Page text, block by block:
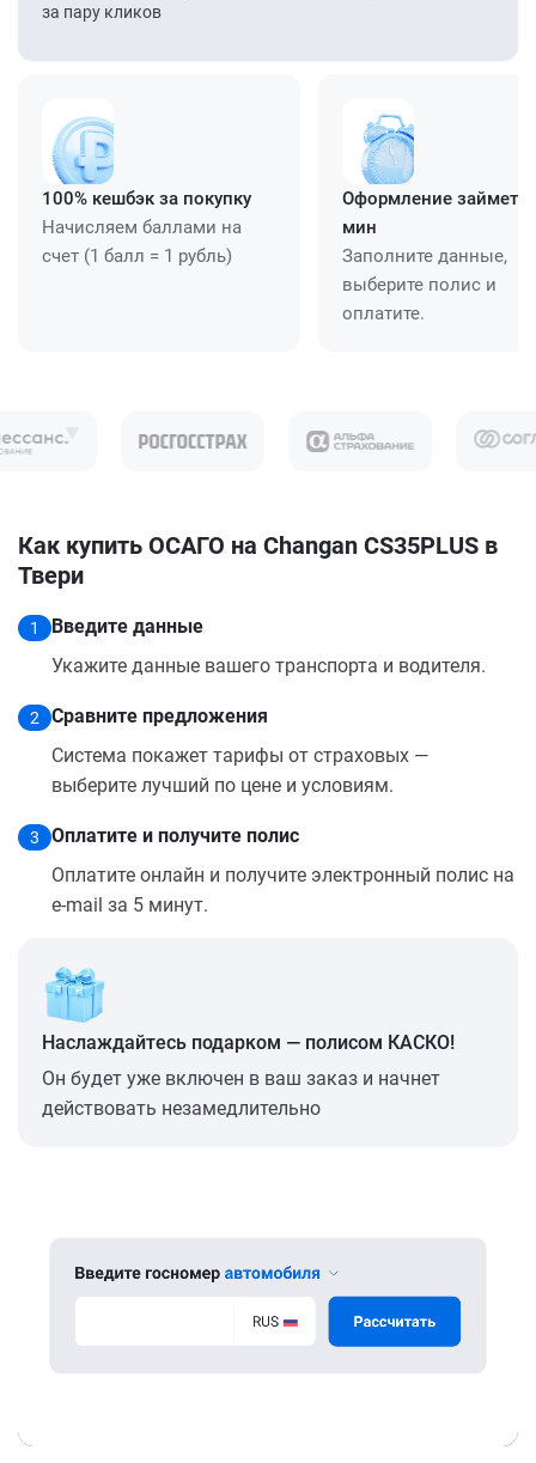
за пару кликов
100% кешбэк за покупку
Начисляем баллами на
счет (1 балл = 1 рубль)
Оформление займет
мин
Заполните данные,
выберите полис и
оплатите.
Как купить ОСАГО на Changan CS35PLUS в
Твери
1
Введите данные
Укажите данные вашего транспорта и водителя.
2
Сравните предложения
Система покажет тарифы от страховых —
выберите лучший по цене и условиям.
3
Оплатите и получите полис
Оплатите онлайн и получите электронный полис на
e-mail за 5 минут.
Наслаждайтесь подарком — полисом КАСКО!
Он будет уже включен в ваш заказ и начнет
действовать незамедлительно